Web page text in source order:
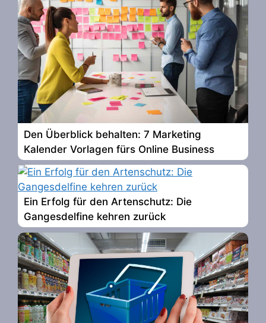
Den Überblick behalten: 7 Marketing
Kalender Vorlagen fürs Online Business
Ein Erfolg für den Artenschutz: Die
Gangesdelfine kehren zurück